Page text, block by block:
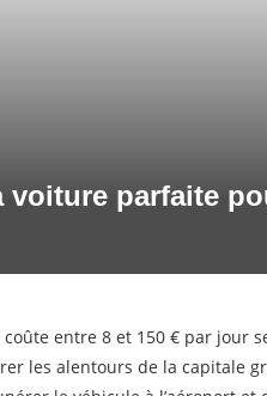
voiture parfaite
entre 8 et 150 € par jour
les alentours de la capitale